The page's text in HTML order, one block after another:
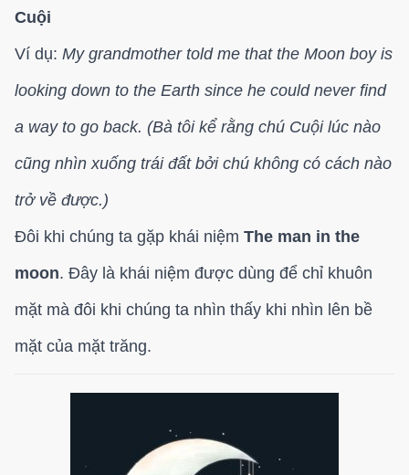
Cuội
Ví dụ: My grandmother told me that the Moon boy is
looking down to the Earth since he could never find
a way to go back. (Bà tôi kể rằng chú Cuội lúc nào
cũng nhìn xuống trái đất bởi chú không có cách nào
trở về được.)
Đôi khi chúng ta gặp khái niệm The man in the
moon. Đây là khái niệm được dùng để chỉ khuôn
mặt mà đôi khi chúng ta nhìn thấy khi nhìn lên bề
mặt của mặt trăng.